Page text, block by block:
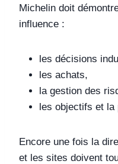
Michelin doit
influence :
les décisions
les achats,
la gestion des
les objectifs et la
Encore une fois la
et les sites doivent